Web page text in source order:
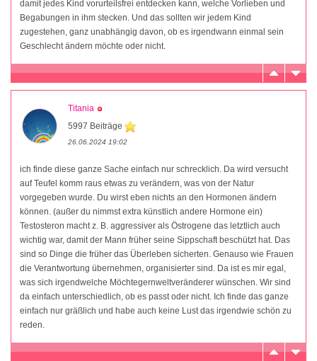
damit jedes Kind vorurteilsfrei entdecken kann, welche Vorlieben und
Begabungen in ihm stecken. Und das sollten wir jedem Kind
zugestehen, ganz unabhängig davon, ob es irgendwann einmal sein
Geschlecht ändern möchte oder nicht.
Titania
5997 Beiträge
26.06.2024 19:02
ich finde diese ganze Sache einfach nur schrecklich. Da wird versucht
auf Teufel komm raus etwas zu verändern, was von der Natur
vorgegeben wurde. Du wirst eben nichts an den Hormonen ändern
können. (außer du nimmst extra künstlich andere Hormone ein)
Testosteron macht z. B. aggressiver als Östrogene das letztlich auch
wichtig war, damit der Mann früher seine Sippschaft beschützt hat. Das
sind so Dinge die früher das Überleben sicherten. Genauso wie Frauen
die Verantwortung übernehmen, organisierter sind. Da ist es mir egal,
was sich irgendwelche Möchtegernweltveränderer wünschen. Wir sind
da einfach unterschiedlich, ob es passt oder nicht. Ich finde das ganze
einfach nur gräßlich und habe auch keine Lust das irgendwie schön zu
reden.